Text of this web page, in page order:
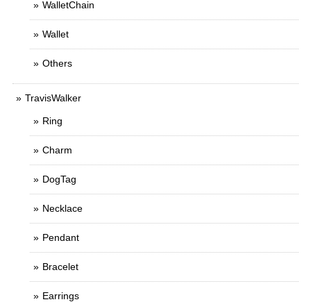
WalletChain
Wallet
Others
TravisWalker
Ring
Charm
DogTag
Necklace
Pendant
Bracelet
Earrings